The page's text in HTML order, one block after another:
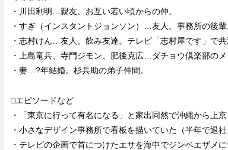
・川田利明…親友。お互い若い頃からの仲。
・すぎ（インスタントジョンソン）…友人。事務所の後輩
・志村けん…友人。飲み友達。テレビ「志村屋です」で共
・上島竜兵、寺門ジモン、肥後克広…ダチョウ倶楽部のメ
・妻…?年結婚。杉兵助の弟子仲間。
□エピソードなど
・「東京に行って有名になる」と家出同然で沖縄から上京
・小さなデザイン事務所で看板を描いていた（半年で退社
・テレビの企画で首につけたエサを海中でジンベエザメに